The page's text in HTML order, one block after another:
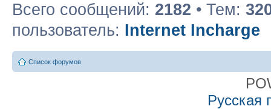
Всего сообщений: 2182 • Тем:
пользователь: Internet Incharge
Список форумов
Русская